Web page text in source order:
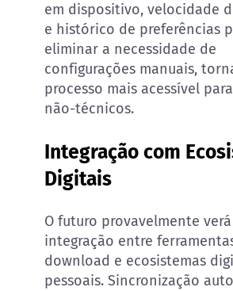
em dispositivo, velocidade
e histórico de preferências
eliminar a necessidade de
configurações manuais,
processo mais acessível
não-técnicos.
Integração com
Digitais
O futuro provavelmente
integração entre
download e ecosistemas
pessoais. Sincronização